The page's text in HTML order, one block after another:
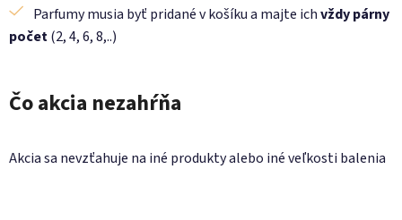
Parfumy musia byť pridané v košíku a majte ichvždy párny
počet(2, 4, 6, 8,..)
Čo akcia nezahŕňa
Akcia sa nevzťahuje na iné produkty alebo iné veľkosti balenia